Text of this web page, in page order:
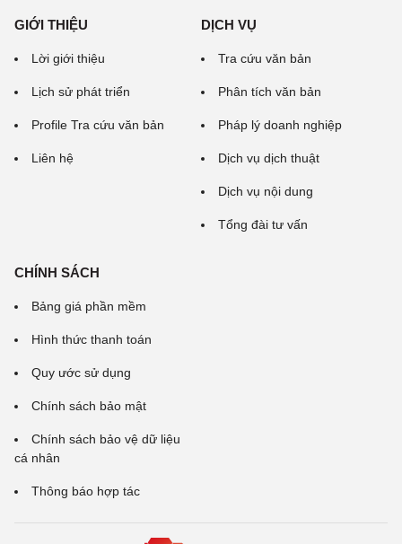
GIỚI THIỆU
Lời giới thiệu
Lịch sử phát triển
Profile Tra cứu văn bản
Liên hệ
DỊCH VỤ
Tra cứu văn bản
Phân tích văn bản
Pháp lý doanh nghiệp
Dịch vụ dịch thuật
Dịch vụ nội dung
Tổng đài tư vấn
CHÍNH SÁCH
Bảng giá phần mềm
Hình thức thanh toán
Quy ước sử dụng
Chính sách bảo mật
Chính sách bảo vệ dữ liệu
cá nhân
Thông báo hợp tác